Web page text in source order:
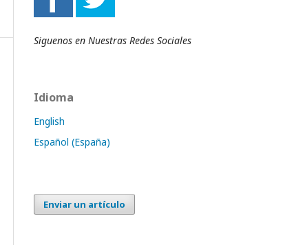
Siguenos en Nuestras Redes Sociales
Idioma
English
Español (España)
Enviar un artículo